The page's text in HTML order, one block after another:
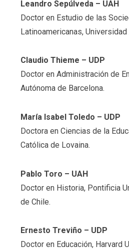
Leandro Sepúlveda – UAH
Doctor en Estudio de las
Latinoamericanas, Universidad
Claudio Thieme – UDP
Doctor en Administración de
Autónoma de Barcelona.
María Isabel Toledo – UDP
Doctora en Ciencias de la
Católica de Lovaina.
Pablo Toro – UAH
Doctor en Historia, Pontificia
de Chile.
Ernesto Treviño – UDP
Doctor en Educación, Harvard